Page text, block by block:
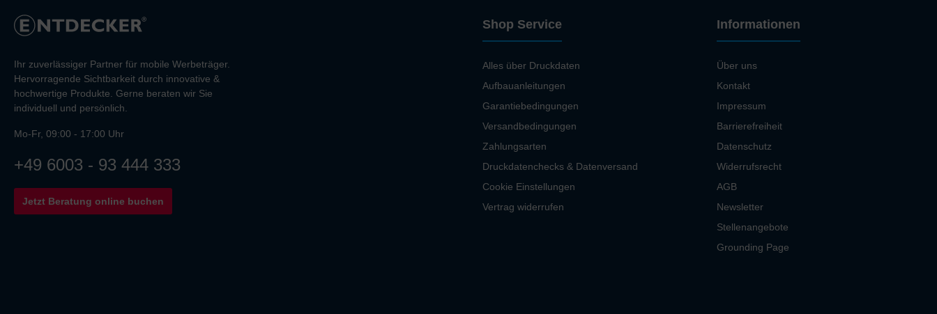
Ihr zuverlässiger Partner für mobile Werbeträger.
Hervorragende Sichtbarkeit durch innovative &
hochwertige Produkte. Gerne beraten wir Sie
individuell und persönlich.
Mo-Fr, 09:00 - 17:00 Uhr
+49 6003 - 93 444 333
Jetzt Beratung online buchen
Shop Service
Alles über Druckdaten
Aufbauanleitungen
Garantiebedingungen
Versandbedingungen
Zahlungsarten
Druckdatenchecks & Datenversand
Cookie Einstellungen
Vertrag widerrufen
Informationen
Über uns
Kontakt
Impressum
Barrierefreiheit
Datenschutz
Widerrufsrecht
AGB
Newsletter
Stellenangebote
Grounding Page